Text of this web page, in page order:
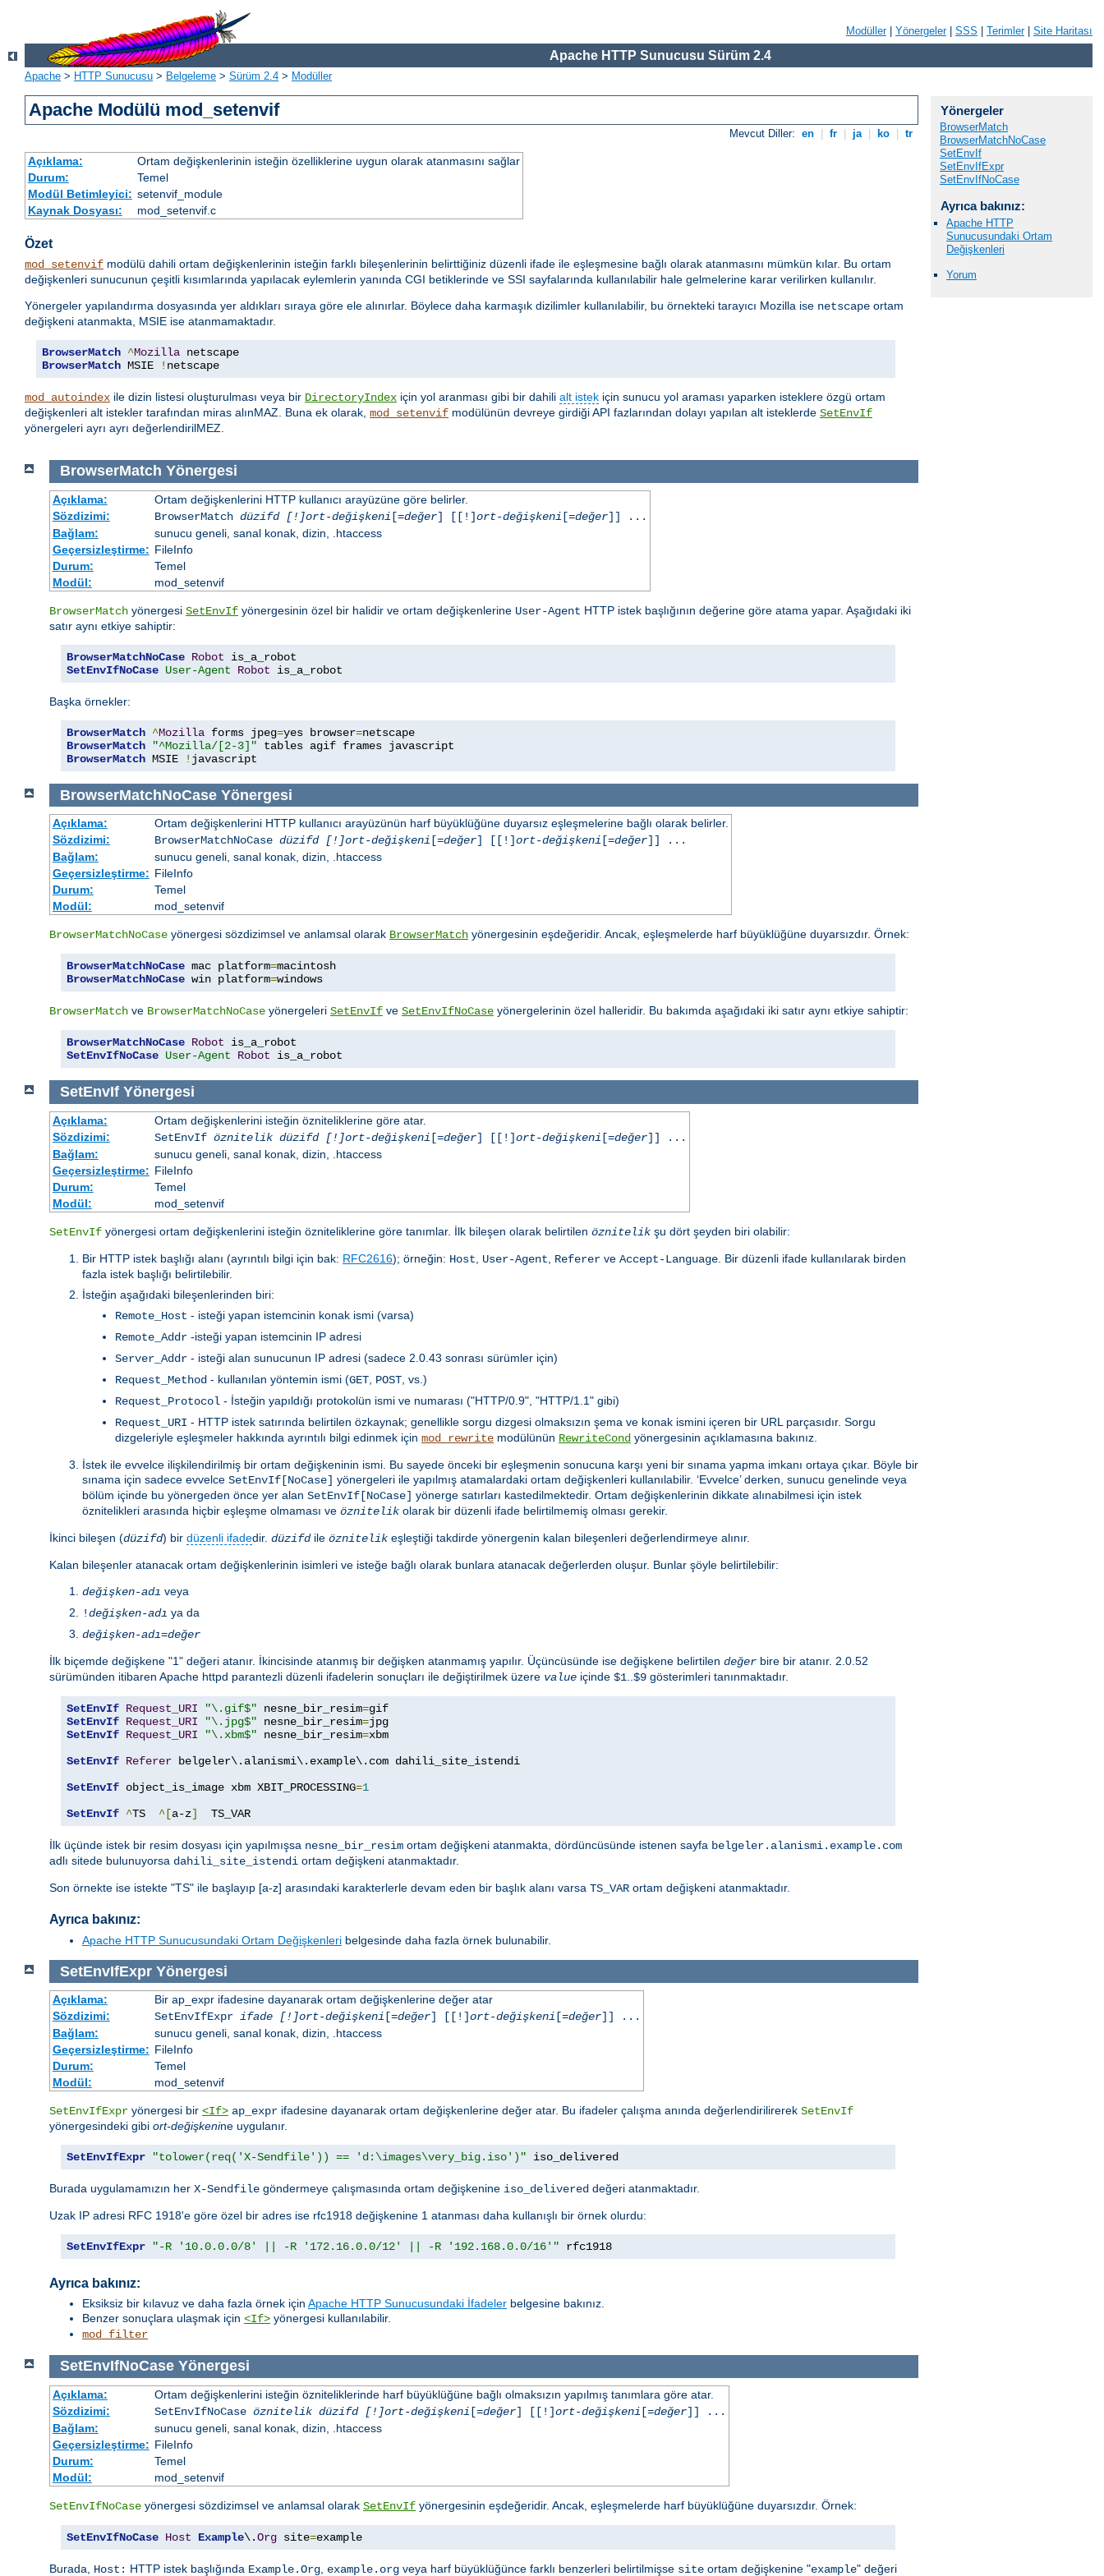
Modüller| Yönergeler| SSS Terimler| Site Haritası
Apache HTTP Sunucusu Sürüm 2.4
Apache > HTTP Sunucusu > Belgeleme > Sürüm 2.4 > Modüller
Apache Modülü mod_setenvif
Mevcut Diller: en fr ja ko tr
Açıklama:
Ortam değişkenlerinin isteğin özelliklerine uygun olarak atanmasını sağlar
Durum:
Temel
Modül Betimleyici: setenvif_module
Kaynak Dosyası:
mod_setenvif.c
Özet
mod_setenvif modülü dahili ortam değişkenlerinin isteğin farklı bileşenlerinin belirttiğiniz düzenli ifade ile eşleşmesine bağlı olarak atanmasını mümkün kılar. Bu ortam
değişkenleri sunucunun çeşitli kısımlarında yapılacak eylemlerin yanında CGI betiklerinde ve SSI sayfalarında kullanılabilir hale gelmelerine karar verilirken kullanılır.
Yönergeler yapılandırma dosyasında yer aldıkları sıraya göre ele alınırlar. Böylece daha karmaşık dizilimler kullanılabilir, bu örnekteki tarayıcı Mozilla ise netscape ortam
değişkeni atanmakta, MSIE ise atanmamaktadır.
BrowserMatch ^Mozilla
BrowserMatch MSIE ! netscape
mod_autoindex ile dizin listesi oluşturulması veya bir DirectoryIndex için yol aranması gibi bir dahili alt istek için sunucu yol araması yaparken isteklere özgü ortam
değişkenleri alt istekler tarafından miras alınMAZ. Buna ek olarak, mod_setenvif modülünün devreye girdiği API fazlarından dolayı yapılan alt isteklerde SetEnvIf
yönergeleri ayrı ayrı değerlendirilMEZ.
Yönergeler
BrowserMatch
BrowserMatchNoCase
SetEnvIf
SetEnvIfExpr
SetEnvIfNoCase
Ayrıca bakınız:
Apache HTTP
Sunucusundaki Ortam
Değişkenleri
Yorum
BrowserMatch Yönergesi
Açıklama:
Ortam değişkenlerini HTTP kullanıcı arayüzüne göre belirler.
Sözdizimi:
BrowserMatch düzifd [!]ort-değişkeni [=değer] [[!]ort-değişkeni [=değer]] ...
Bağlam:
sunucu geneli, sanal konak, dizin, .htaccess
Geçersizleştirme: FileInfo
Durum:
Temel
Modül:
mod_setenvif
BrowserMatch yönergesi SetEnvIf yönergesinin özel bir halidir ve ortam değişkenlerine User-Agent HTTP istek başlığının değerine göre atama yapar. Aşağıdaki iki
satır aynı etkiye sahiptir:
BrowserMatchNoCase Robot
SetEnvIfNoCase User-Agent Robot is_a_robot
Başka örnekler:
BrowserMatch ^Mozilla forms jpeg=yes browser=
BrowserMatch
"^Mozilla/[2-3]"
BrowserMatch MSIE ! javascript
BrowserMatchNoCase Yönergesi
Açıklama:
Ortam değişkenlerini HTTP kullanıcı arayüzünün harf büyüklüğüne duyarsız eşleşmelerine bağlı olarak belirler.
Sözdizimi:
BrowserMatchNoCase düzifd [!]ort-değişkeni [=değer] [[!]ort-değişkeni [=değer]] ...
Bağlam:
sunucu geneli, sanal konak, dizin, .htaccess
Geçersizleştirme: FileInfo
Durum:
Temel
Modül:
mod_setenvif
BrowserMatchNoCase yönergesi sözdizimsel ve anlamsal olarak BrowserMatch yönergesinin eşdeğeridir. Ancak, eşleşmelerde harf büyüklüğüne duyarsızdır. Örnek:
BrowserMatchNoCase mac platform=
BrowserMatchNoCase win platform=windows
BrowserMatch ve BrowserMatchNoCase yönergeleri SetEnvIf ve SetEnvIfNoCase yönergelerinin özel halleridir. Bu bakımda aşağıdaki iki satır aynı etkiye sahiptir:
BrowserMatchNoCase Robot
SetEnvIfNoCase User-Agent Robot is_a_robot
SetEnvIf Yönergesi
Açıklama:
Ortam değişkenlerini isteğin özniteliklerine göre atar.
Sözdizimi:
SetEnvIf öznitelik düzifd [!]ort-değişkeni [=değer] [[!]ort-değişkeni [=değer]] ...
Bağlam:
sunucu geneli, sanal konak, dizin, .htaccess
Geçersizleştirme: FileInfo
Durum:
Temel
Modül:
mod_setenvif
SetEnvIf yönergesi ortam değişkenlerini isteğin özniteliklerine göre tanımlar. İlk bileşen olarak belirtilen öznitelik şu dört şeyden biri olabilir:
Bir HTTP istek başlığı alanı (ayrıntılı bilgi için bak: RFC2616); örneğin: Host User-Agent Referer ve Accept-Language . Bir düzenli ifade kullanılarak birden
fazla istek başlığı belirtilebilir.
İsteğin aşağıdaki bileşenlerinden biri:
Remote_Host - isteği yapan istemcinin konak ismi (varsa)
Remote_Addr -isteği yapan istemcinin IP adresi
Server_Addr - isteği alan sunucunun IP adresi (sadece 2.0.43 sonrası sürümler için)
Request_Method - kullanılan yöntemin ismi (GET POST , vs.)
Request_Protocol - İsteğin yapıldığı protokolün ismi ve numarası ("HTTP/0.9", "HTTP/1.1" gibi)
Request_URI - HTTP istek satırında belirtilen özkaynak; genellikle sorgu dizgesi olmaksızın şema ve konak ismini içeren bir URL parçasıdır. Sorgu
dizgeleriyle eşleşmeler hakkında ayrıntılı bilgi edinmek için mod_rewrite modülünün RewriteCond yönergesinin açıklamasına bakınız.
İstek ile evvelce ilişkilendirilmiş bir ortam değişkeninin ismi. Bu sayede önceki bir eşleşmenin sonucuna karşı yeni bir sınama yapma imkanı ortaya çıkar. Böyle bir
sınama için sadece evvelce SetEnvIf[NoCase] yönergeleri ile yapılmış atamalardaki ortam değişkenleri kullanılabilir. ‘Evvelce’ derken, sunucu genelinde veya
bölüm içinde bu yönergeden önce yer alan SetEnvIf[NoCase] yönerge satırları kastedilmektedir. Ortam değişkenlerinin dikkate alınabilmesi için istek
öznitelikleri arasında hiçbir eşleşme olmaması ve öznitelik olarak bir düzenli ifade belirtilmemiş olması gerekir.
İkinci bileşen (düzifd) bir düzenli ifadedir. düzifdile öznitelik eşleştiği takdirde yönergenin kalan bileşenleri değerlendirmeye alınır.
Kalan bileşenler atanacak ortam değişkenlerinin isimleri ve isteğe bağlı olarak bunlara atanacak değerlerden oluşur. Bunlar şöyle belirtilebilir:
değişken-adı veya
!değişken-adı ya da
değişken-adı=değer
İlk biçemde değişkene "1" değeri atanır. İkincisinde atanmış bir değişken atanmamış yapılır. Üçüncüsünde ise değişkene belirtilen değer bire bir atanır. 2.0.52
sürümünden itibaren Apache httpd parantezli düzenli ifadelerin sonuçları ile değiştirilmek üzere value içinde $1 $9 gösterimleri tanınmaktadır.
SetEnvIf Request_URI "\.gif$" nesne_bir_resim=
SetEnvIf Request_URI "\.jpg$" nesne_bir_resim=
SetEnvIf Request_URI "\.xbm$" nesne_bir_resim=xbm
SetEnvIf Referer belgeler\.alanismi\.example\.com dahili_site_istendi
SetEnvIf object_is_image xbm XBIT_PROCESSING=1
SetEnvIf ^TS ^[a-z]
  TS_VAR
İlk üçünde istek bir resim dosyası için yapılmışsa nesne_bir_resim ortam değişkeni atanmakta, dördüncüsünde istenen sayfa belgeler.alanismi.example.com
adlı sitede bulunuyorsa dahili_site_istendi ortam değişkeni atanmaktadır.
Son örnekte ise istekte "TS" ile başlayıp [a-z] arasındaki karakterlerle devam eden bir başlık alanı varsa TS_VAR ortam değişkeni atanmaktadır.
Ayrıca bakınız:
Apache HTTP Sunucusundaki Ortam Değişkenleri belgesinde daha fazla örnek bulunabilir.
SetEnvIfExpr Yönergesi
Açıklama:
Bir ap_expr ifadesine dayanarak ortam değişkenlerine değer atar
Sözdizimi:
SetEnvIfExpr ifade [!]ort-değişkeni [=değer] [[!]ort-değişkeni [=değer]] ...
Bağlam:
sunucu geneli, sanal konak, dizin, .htaccess
Geçersizleştirme: FileInfo
Durum:
Temel
Modül:
mod_setenvif
SetEnvIfExpr yönergesi bir <If> ap_expr ifadesine dayanarak ortam değişkenlerine değer atar. Bu ifadeler çalışma anında değerlendirilirerek SetEnvIf
yönergesindeki gibi ort-değişkenine uygulanır.
SetEnvIfExpr "tolower(req('X-Sendfile')) == 'd:\images\very_big.iso')" iso_delivered
Burada uygulamamızın her X-Sendfile göndermeye çalışmasında ortam değişkenine iso_delivered değeri atanmaktadır.
Uzak IP adresi RFC 1918'e göre özel bir adres ise rfc1918 değişkenine 1 atanması daha kullanışlı bir örnek olurdu:
SetEnvIfExpr "-R '10.0.0.0/8' || -R '172.16.0.0/12' || -R '192.168.0.0/16'" rfc1918
Ayrıca bakınız:
Eksiksiz bir kılavuz ve daha fazla örnek için Apache HTTP Sunucusundaki İfadeler belgesine bakınız.
Benzer sonuçlara ulaşmak için <If> yönergesi kullanılabilir.
mod_filter
SetEnvIfNoCase Yönergesi
Açıklama:
Ortam değişkenlerini isteğin özniteliklerinde harf büyüklüğüne bağlı olmaksızın yapılmış tanımlara göre atar.
Sözdizimi:
SetEnvIfNoCase öznitelik düzifd [!]ort-değişkeni [=değer] [[!]ort-değişkeni [=değer]] ...
Bağlam:
sunucu geneli, sanal konak, dizin, .htaccess
Geçersizleştirme: FileInfo
Durum:
Temel
Modül:
mod_setenvif
SetEnvIfNoCase yönergesi sözdizimsel ve anlamsal olarak SetEnvIf yönergesinin eşdeğeridir. Ancak, eşleşmelerde harf büyüklüğüne duyarsızdır. Örnek:
SetEnvIfNoCase Host Example\.Org site=example
Burada, Host: HTTP istek başlığında Example.Org example.org veya harf büyüklüğünce farklı benzerleri belirtilmişse site ortam değişkenine "example" değeri